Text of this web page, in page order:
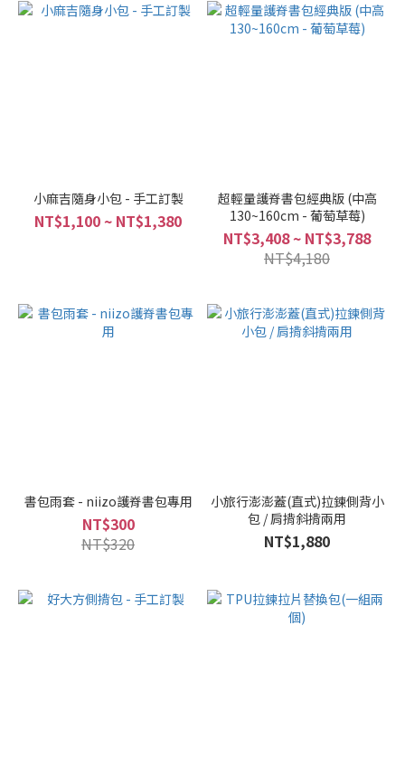
小麻吉隨身小包 - 手工訂製
NT$1,100 ~ NT$1,380
超輕量護脊書包經典版 (中高
130~160cm - 葡萄草莓)
NT$3,408 ~ NT$3,788
NT$4,180
書包雨套 - niizo護脊書包專用
NT$300
NT$320
小旅行澎澎蓋(直式)拉鍊側背小
包 / 肩揹斜揹兩用
NT$1,880